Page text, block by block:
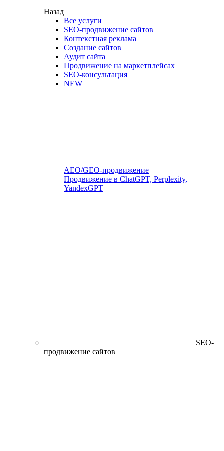
Назад
Все услуги
SEO-продвижение сайтов
Контекстная реклама
Создание сайтов
Аудит сайта
Продвижение на маркетплейсах
SEO-консультация
NEW
AEO/GEO-продвижение
Продвижение в ChatGPT, Perplexity,
YandexGPT
SEO-
продвижение сайтов